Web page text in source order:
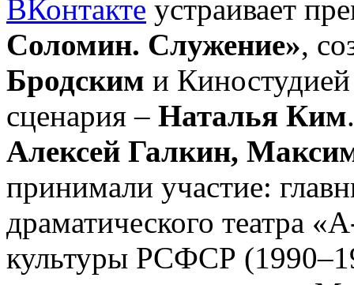
ВКонтакте устраивает
Соломин. Служение»,
Бродским и
сценария – Наталья Ким
Алексей Галкин,
принимали участие:
драматического театра
культуры РСФСР